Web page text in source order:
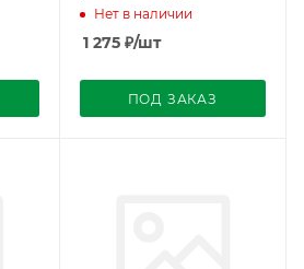
метр.Н.069.02.020)
Нет в наличии
1 275₽/шт
ПОД ЗАКАЗ